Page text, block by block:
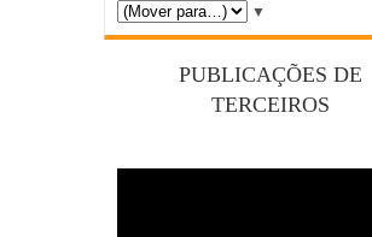
▼
PUBLICAÇÕES DE
TERCEIROS